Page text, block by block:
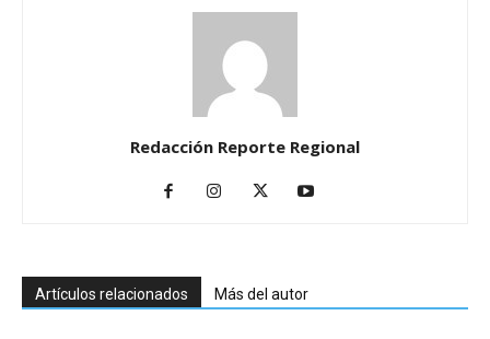
Redacción Reporte Regional
Artículos relacionados Más del autor